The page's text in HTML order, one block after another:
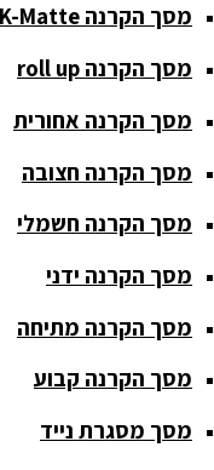
וחצובות
ערכת קריוקי
שקטות
מערכות
הגברה
פלטות DJ
קונטרולים
פיונר
קונטרולרים
מסך הקרנה K-Matte
מסך הקרנה roll up
מסך הקרנה אחורית
מסך הקרנה חצובה
מסך הקרנה חשמלי
מסך הקרנה ידני
מסך הקרנה מתיחה
מסך הקרנה קבוע
מסך מסגרת נייד